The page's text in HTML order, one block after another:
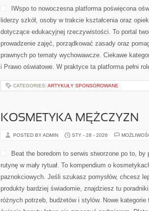
IWspo to nowoczesna platforma poświęcona
liderzy szkół, osoby w trakcie kształcenia oraz
dotyczące edukacyjnej rzeczywistości. To portal
prowadzenie zajęć, porządkować zasady oraz
prawnych po tematy wychowawcze. Ciekawe
i Prawo oświatowe. W praktyce ta platforma pełni
CATEGORIES: ARTYKUŁY SPONSOROWANE
KOSMETYKA MĘŻCZYZN
POSTED BY ADMIN STY - 28 - 2026
Beat the boredom to serwis stworzone po to,
rutynę w mały rytuał. To kompendium o
paznokciowych. Jeśli szukasz pomysłów, chcesz
produkty bardziej świadomie, znajdziesz tu
różnych potrzeb, budżetów i stylów. Nowe